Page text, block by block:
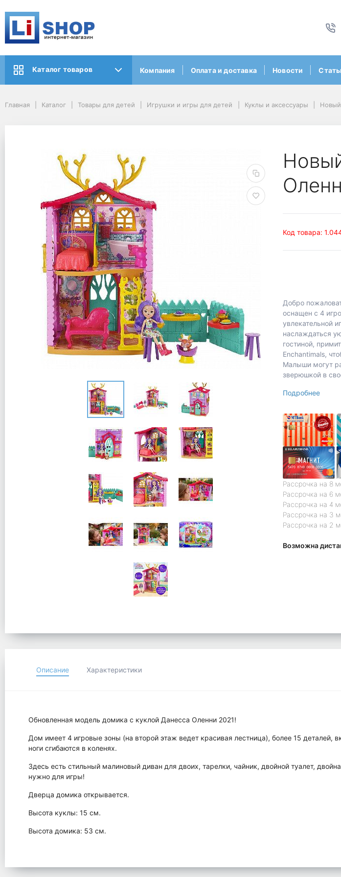
Каталог товаров Компания Оплата и доставка Новости
Главная Каталог Товары для детей Игрушки и игры для детей Куклы и аксессуары
Код товара:
Добро
оснащен с 4
увлекательной
наслаждаться
гостиной,
Enchantimals,
Малыши могут
зверюшкой в
Подробнее
Рассрочка на 8
Рассрочка на 6
Рассрочка на 4
Рассрочка на 3
Рассрочка на 2
Возможна
Описание Характеристики
Обновленная модель домика с куклой Данесса Оленни 2021!
Дом имеет 4 игровые зоны (на второй этаж ведет красивая лестница), более 15 деталей,
ноги сгибаются в коленях.
Здесь есть стильный малиновый диван для двоих, тарелки, чайник, двойной туалет,
нужно для игры!
Дверца домика открывается.
Высота куклы: 15 см.
Высота домика: 53 см.